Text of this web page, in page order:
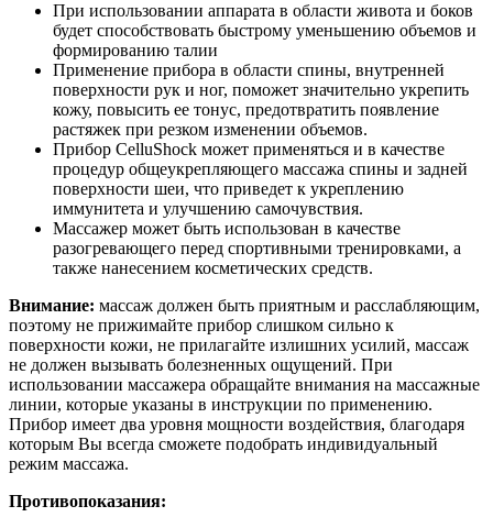
При использовании аппарата в области живота и боков
будет способствовать быстрому уменьшению объемов и
формированию талии
Применение прибора в области спины, внутренней
поверхности рук и ног, поможет значительно укрепить
кожу, повысить ее тонус, предотвратить появление
растяжек при резком изменении объемов.
Прибор CelluShock может применяться и в качестве
процедур общеукрепляющего массажа спины и задней
поверхности шеи, что приведет к укреплению
иммунитета и улучшению самочувствия.
Массажер может быть использован в качестве
разогревающего перед спортивными тренировками, а
также нанесением косметических средств.
Внимание: массаж должен быть приятным и расслабляющим,
поэтому не прижимайте прибор слишком сильно к
поверхности кожи, не прилагайте излишних усилий, массаж
не должен вызывать болезненных ощущений. При
использовании массажера обращайте внимания на массажные
линии, которые указаны в инструкции по применению.
Прибор имеет два уровня мощности воздействия, благодаря
которым Вы всегда сможете подобрать индивидуальный
режим массажа.
Противопоказания: